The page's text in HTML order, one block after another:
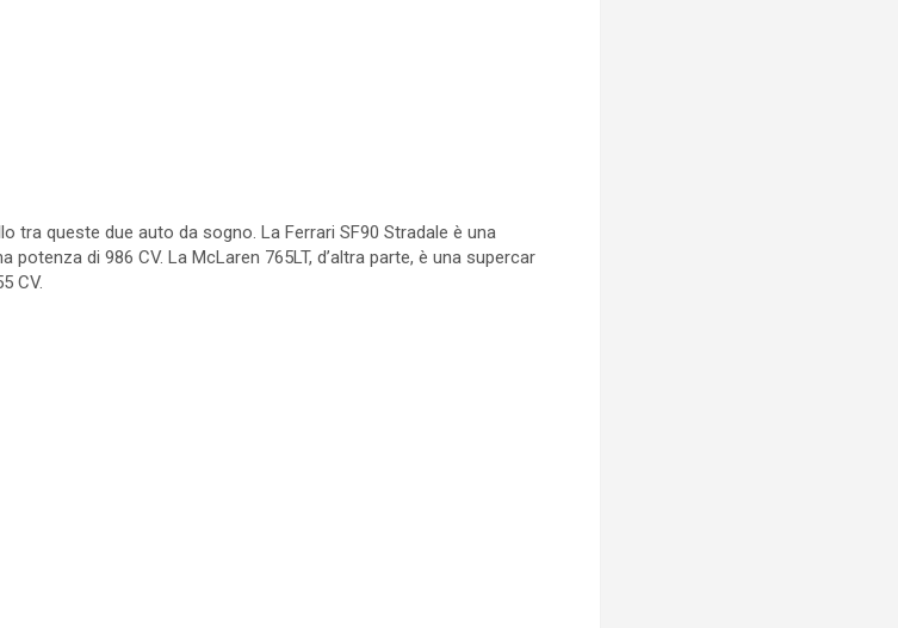
tra queste due auto da sogno. La Ferrari SF90 Stradale è una
di 986 CV. La McLaren 765LT, d’altra parte, è una supercar
CV.